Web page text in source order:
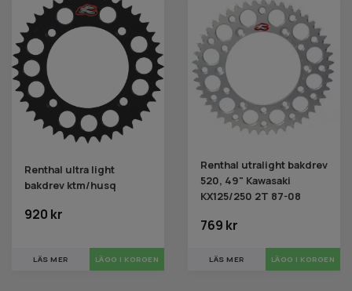
Renthal ultra light
bakdrev ktm/husq
920 kr
LÄS MER
Renthal utralight bakdrev
520, 49" Kawasaki
KX125/250 2T 87-08
769 kr
LÄS MER